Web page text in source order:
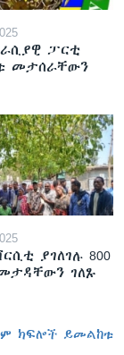
ፓርቲ
መታሰራቸውን
ያገለገሉ 800
ገለጹ
ክፍሎች ይመልከቱ